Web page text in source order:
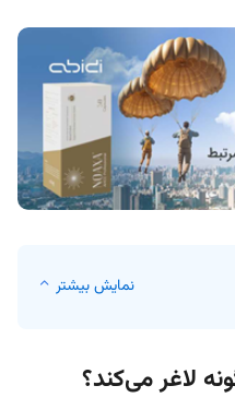
نمایش بیشتر
لاغر می‌کند؟